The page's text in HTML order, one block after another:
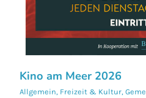
Kino am Meer 2026
Allgemein, Freizeit & Kultur,